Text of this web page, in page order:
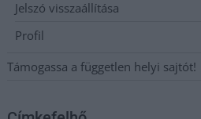
Jelszó visszaállítása
Profil
Támogassa a független helyi sajtót!